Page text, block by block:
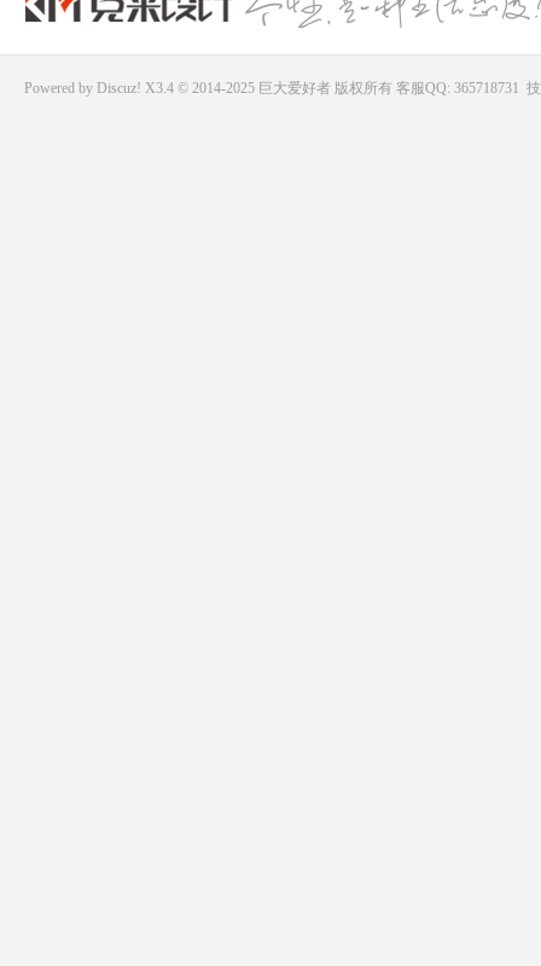
Powered by Discuz! X3.4 © 2014-2025 巨大爱好者版权所有 客服QQ: 365718731